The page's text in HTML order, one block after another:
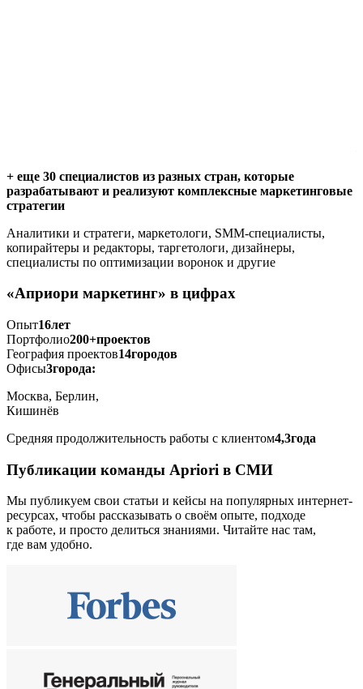
+ еще 30 специалистов из разных стран, которые
разрабатывают и реализуют комплексные маркетинговые
стратегии
Аналитики и стратеги, маркетологи, SMM-специалисты,
копирайтеры и редакторы, таргетологи, дизайнеры,
специалисты по оптимизации воронок и другие
«Априори маркетинг» в цифрах
Опыт16лет
Портфолио200+проектов
География проектов14городов
Офисы3города:
Москва, Берлин,
Кишинёв
Средняя продолжительность работы с клиентом4,3года
Публикации команды Apriori в СМИ
Мы публикуем свои статьи и кейсы на популярных интернет-
ресурсах, чтобы рассказывать о своём опыте, подходе
к работе, и просто делиться знаниями. Читайте нас там,
где вам удобно.